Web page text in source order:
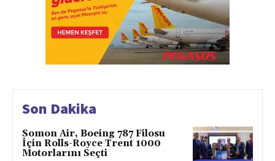
Son Dakika
Somon Air, Boeing 787 Filosu
İçin Rolls-Royce Trent 1000
Motorlarını Seçti